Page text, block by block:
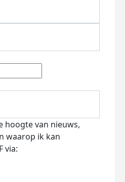
hoogte van nieuws,
waarop ik kan
via: